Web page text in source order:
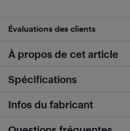
Évaluations des clients
À propos de cet article
Spécifications
Infos du fabricant